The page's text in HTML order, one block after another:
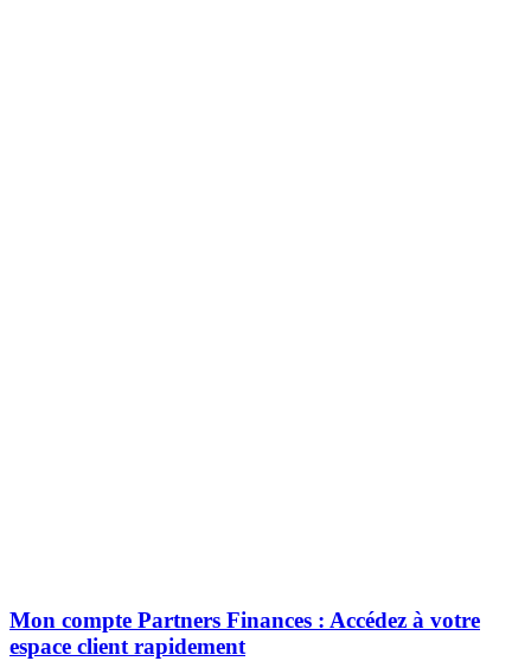
Mon compte Partners Finances : Accédez à votre
espace client rapidement